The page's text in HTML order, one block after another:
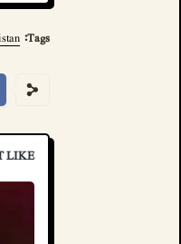
Tags:
LIKE